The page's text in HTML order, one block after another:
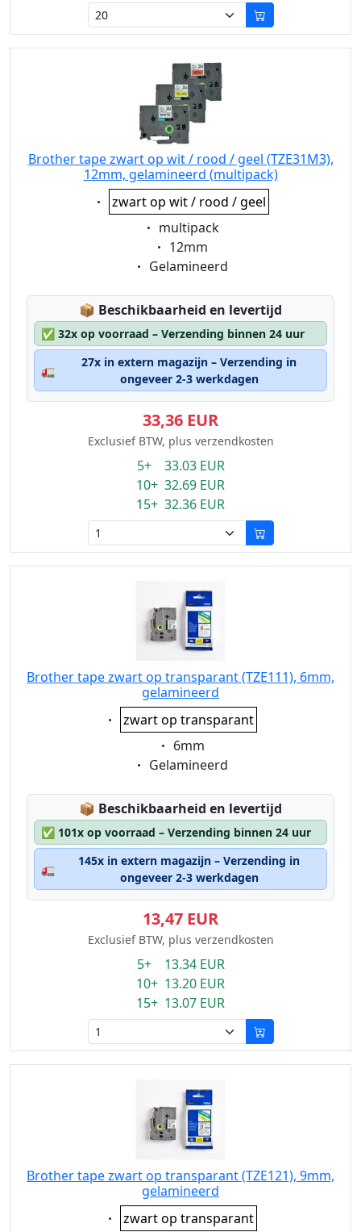
Brother tape zwart op wit / rood / geel (TZE31M3),
12mm, gelamineerd (multipack)
Eigenschaft:
zwart op wit / rood / geel
Eigenschaft:
multipack
Eigenschaft:
12mm
Eigenschaft:
Gelamineerd
📦 Lagerstatus:
Beschikbaarheid en levertijd
✅ 32x op voorraad – Verzending binnen 24 uur
🚛
27x in extern magazijn – Verzending in
ongeveer 2-3 werkdagen
33,36 EUR
Exclusief BTW, plus verzendkosten
5+ 33.03 EUR
10+ 32.69 EUR
15+ 32.36 EUR
Brother tape zwart op transparant (TZE111), 6mm,
gelamineerd
Eigenschaft:
zwart op transparant
Eigenschaft:
6mm
Eigenschaft:
Gelamineerd
📦 Lagerstatus:
Beschikbaarheid en levertijd
✅ 101x op voorraad – Verzending binnen 24 uur
🚛
145x in extern magazijn – Verzending in
ongeveer 2-3 werkdagen
13,47 EUR
Exclusief BTW, plus verzendkosten
5+ 13.34 EUR
10+ 13.20 EUR
15+ 13.07 EUR
Brother tape zwart op transparant (TZE121), 9mm,
gelamineerd
Eigenschaft:
zwart op transparant